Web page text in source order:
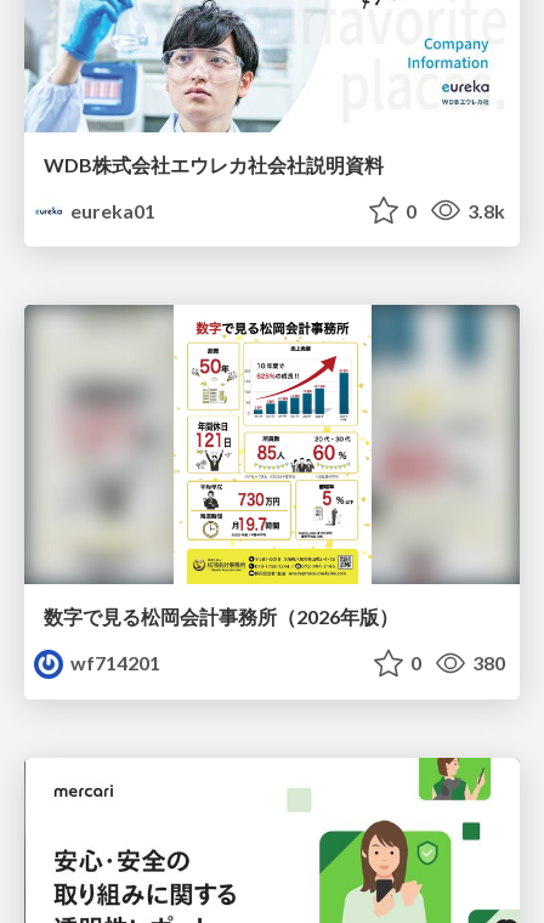
WDB株式会社エウレカ社会社説明資料
eureka01
0 3.8k
数字で見る松岡会計事務所（2026年版）
wf714201
0 380